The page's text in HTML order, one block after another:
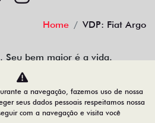
Home VDP: Fiat Argo
Seu bem maior é a vida.
a navegação, fazemos uso de nossa
seus dados pessoais respeitamos nossa
com a navegação e visita você